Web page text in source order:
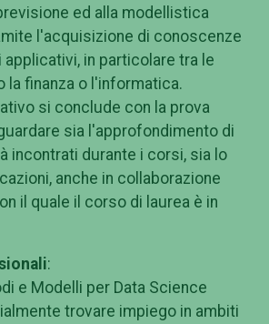
ed alla modellistica
l'acquisizione di conoscenze
in particolare tra le
la finanza o l'informatica.
si conclude con la prova
sia l'approfondimento di
incontrati durante i corsi, sia lo
anche in collaborazione
il quale il corso di laurea è in
:
e Modelli per Data Science
trovare impiego in ambiti